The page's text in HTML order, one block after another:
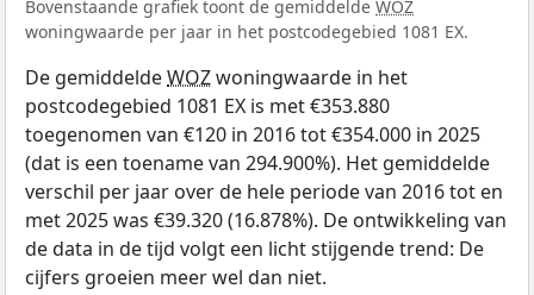
Bovenstaande grafiek toont de gemiddelde WOZ
woningwaarde per jaar in het postcodegebied 1081 EX.
De gemiddeldeWOZwoningwaarde in het
postcodegebied 1081 EX is met €353.880
toegenomen van €120 in 2016 tot €354.000 in 2025
(dat is een toename van 294.900%). Het gemiddelde
verschil per jaar over de hele periode van 2016 tot en
met 2025 was €39.320 (16.878%). De ontwikkeling van
de data in de tijd volgt een licht stijgende trend: De
cijfers groeien meer wel dan niet.